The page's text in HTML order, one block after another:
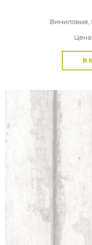
Виниловые,
Цена:
В